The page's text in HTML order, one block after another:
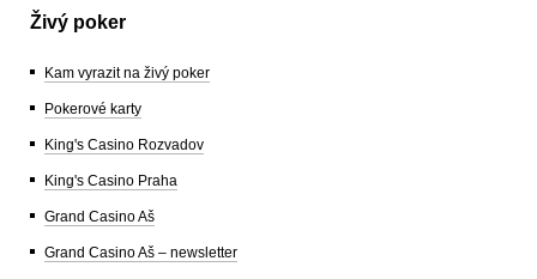
Živý poker
Kam vyrazit na živý poker
Pokerové karty
King's Casino Rozvadov
King's Casino Praha
Grand Casino Aš
Grand Casino Aš – newsletter